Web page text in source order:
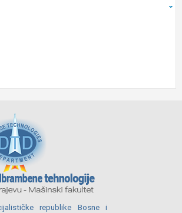
republike Bosne i